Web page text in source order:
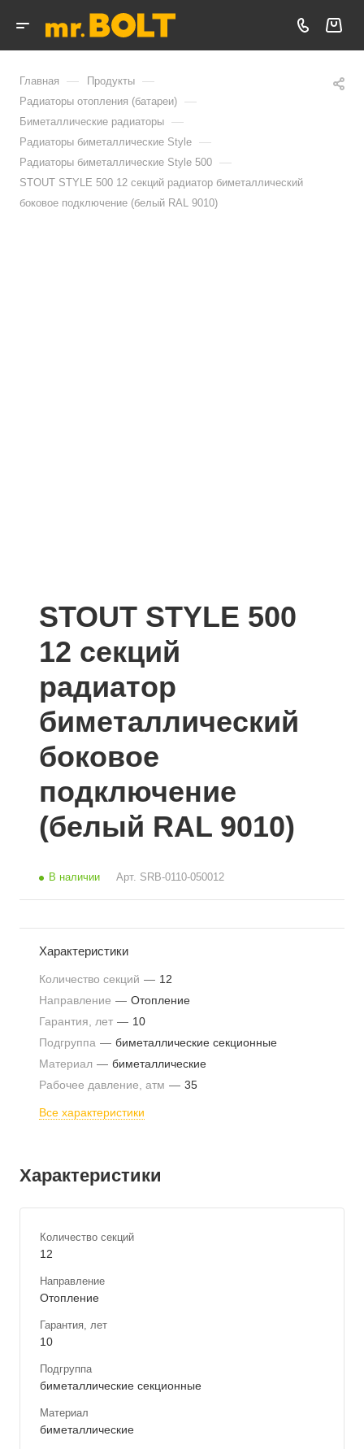
Главная — Продукты —
Радиаторы отопления (батареи) —
Биметаллические радиаторы —
Радиаторы биметаллические Style —
Радиаторы биметаллические Style 500 —
STOUT STYLE 500 12 секций радиатор биметаллический
боковое подключение (белый RAL 9010)
STOUT STYLE 500
12 секций
радиатор
биметаллический
боковое
подключение
(белый RAL 9010)
В наличии Арт. SRB-0110-050012
Характеристики
Количество секций — 12
Направление — Отопление
Гарантия, лет — 10
Подгруппа — биметаллические секционные
Материал — биметаллические
Рабочее давление, атм — 35
Все характеристики
Характеристики
Количество секций
12
Направление
Отопление
Гарантия, лет
10
Подгруппа
биметаллические секционные
Материал
биметаллические